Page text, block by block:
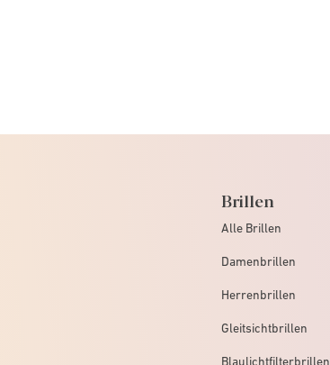
Brillen
Alle Brillen
Damenbrillen
Herrenbrillen
Gleitsichtbrillen
Blaulichtfilterbrillen